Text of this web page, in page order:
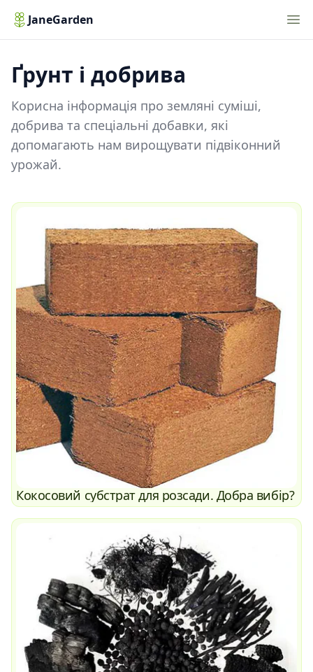
JaneGarden
Ґрунт і добрива
Корисна інформація про земляні суміші,
добрива та спеціальні добавки, які
допомагають нам вирощувати підвіконний
урожай.
Кокосовий субстрат для розсади. Добра вибір?